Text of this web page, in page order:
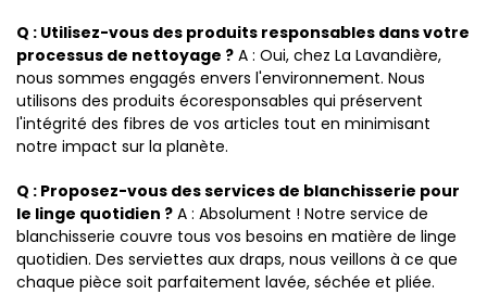
Q : Utilisez-vous des produits responsables dans votre
processus de nettoyage ? A : Oui, chez La Lavandière,
nous sommes engagés envers l'environnement. Nous
utilisons des produits écoresponsables qui préservent
l'intégrité des fibres de vos articles tout en minimisant
notre impact sur la planète.
Q : Proposez-vous des services de blanchisserie pour
le linge quotidien ? A : Absolument ! Notre service de
blanchisserie couvre tous vos besoins en matière de linge
quotidien. Des serviettes aux draps, nous veillons à ce que
chaque pièce soit parfaitement lavée, séchée et pliée.